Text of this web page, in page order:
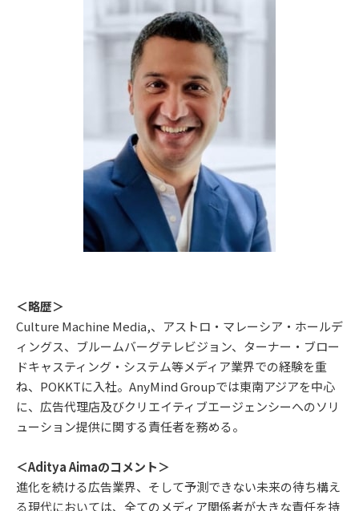
＜略歴＞
Culture Machine Media,、アストロ・マレーシア・ホールデ
ィングス、ブルームバーグテレビジョン、ターナー・ブロー
ドキャスティング・システム等メディア業界での経験を重
ね、POKKTに入社。AnyMind Groupでは東南アジアを中心
に、広告代理店及びクリエイティブエージェンシーへのソリ
ューション提供に関する責任者を務める。
＜Aditya Aimaのコメント＞
進化を続ける広告業界、そして予測できない未来の待ち構え
る現代においては、全てのメディア関係者が大きな責任を持